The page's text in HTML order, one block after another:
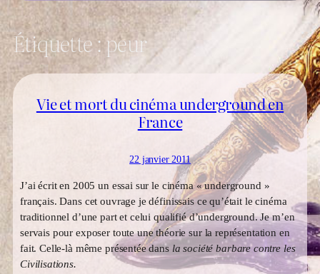
Étiquette :peur
Vie et mort du cinéma underground en
France
22 janvier 2011
J’ai écrit en 2005 un essai sur le cinéma « underground »
français. Dans cet ouvrage je définissais ce qu’était le cinéma
traditionnel d’une part et celui qualifié d’underground. Je m’en
servais pour exposer toute une théorie sur la représentation en
fait. Celle-là même présentée dansla société barbare contre les
Civilisations.